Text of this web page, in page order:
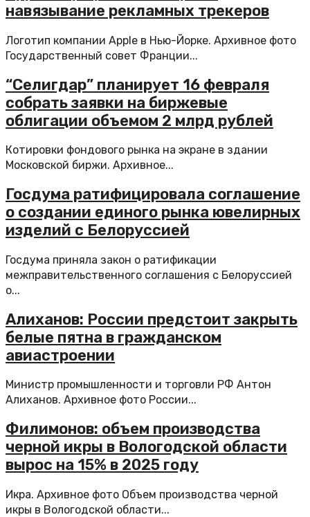
навязывание рекламных трекеров
Логотип компании Apple в Нью-Йорке. Архивное фото
Государственный совет Франции...
“Селигдар” планирует 16 февраля
собрать заявки на биржевые
облигации объемом 2 млрд рублей
Котировки фондового рынка на экране в здании
Московской биржи. Архивное...
Госдума ратифицировала соглашение
о создании единого рынка ювелирных
изделий с Белоруссией
Госдума приняла закон о ратификации
межправительственного соглашения с Белоруссией
о...
Алиханов: России предстоит закрыть
белые пятна в гражданском
авиастроении
Министр промышленности и торговли РФ Антон
Алиханов. Архивное фото России...
Филимонов: объем производства
черной икры в Вологодской области
вырос на 15% в 2025 году
Икра. Архивное фото Объем производства черной
икры в Вологодской области...